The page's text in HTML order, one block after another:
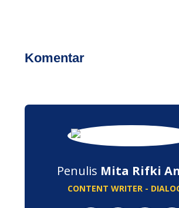
Komentar
Penulis Mita Rifki
CONTENT WRITER -